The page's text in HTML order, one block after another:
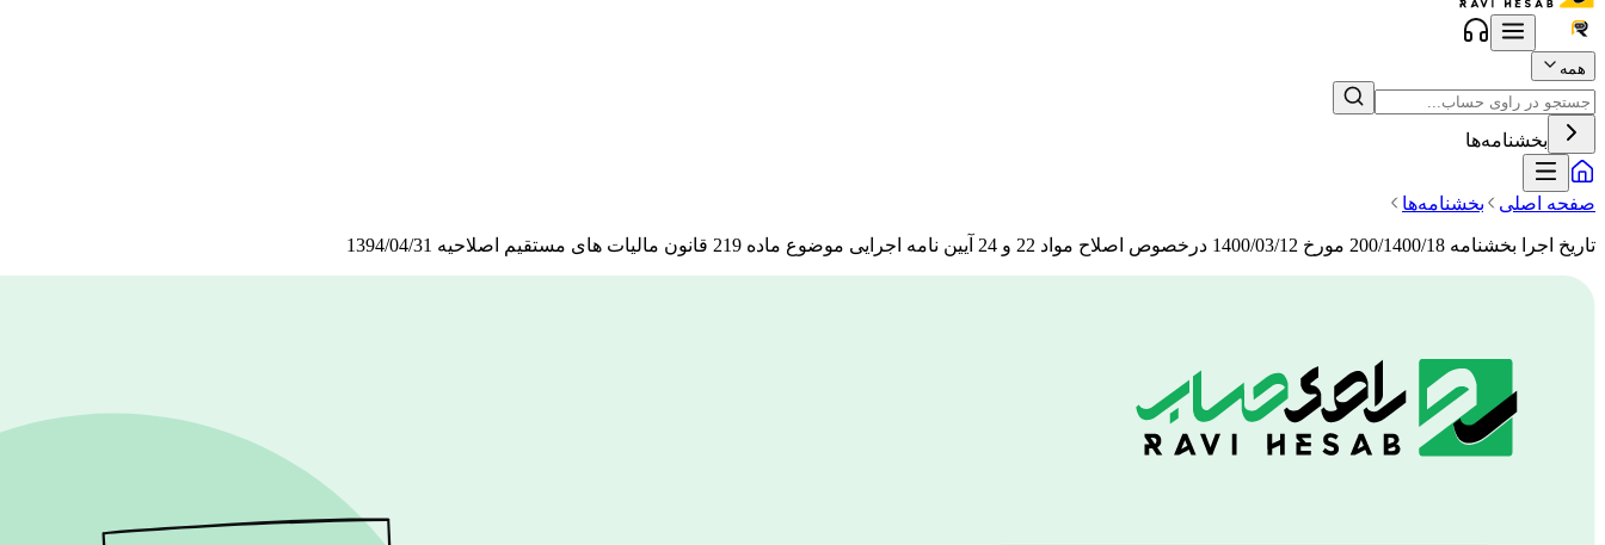
همه
بخشنامه‌ها
صفحه اصلی بخشنامه‌ها
تاریخ اجرا بخشنامه 200/1400/18 مورخ 1400/03/12 درخصوص اصلاح مواد 22 و 24 آیین نامه اجرایی موضوع ماده 219 قانون مالیات های مستقیم اصلاحیه 1394/04/31